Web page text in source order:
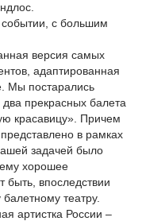
с большим
версия самых
адаптированная
Мы постарались
прекрасных балета
красавицу». Причем
в рамках
задачей было
хорошее
быть, впоследствии
театру.
артистка России –